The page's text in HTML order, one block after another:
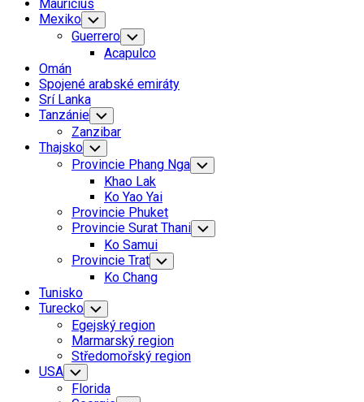
Mauricius
Mexiko Toggle
Child
Menu
Guerrero Toggle
Child
Menu
Acapulco
Omán
Spojené arabské emiráty
Srí Lanka
Tanzánie Toggle
Child
Menu
Zanzibar
Thajsko Toggle
Child
Menu
Provincie Phang Nga Toggle
Child
Khao Lak
Ko Yao Yai
Provincie Phuket
Provincie Surat Thani Toggle
Child
Ko Samui
Provincie Trat Toggle
Child
Menu
Ko Chang
Tunisko
Turecko Toggle
Child
Menu
Egejský region
Marmarský region
Středomořský region
USA Toggle
Child
Menu
Florida